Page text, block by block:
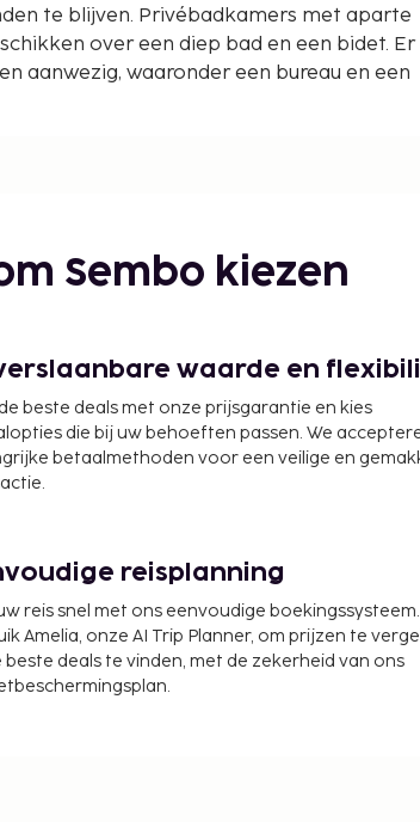
te blijven. Privébadkamers met aparte
over een diep bad en een bidet. Er
aanwezig, waaronder een bureau en een
Osaka - 2,3 km
km
luchthavens zijn:
Kansai) - 41,9 km
Sembo kiezen
waarde en
beste deals met onze prijsgarantie en kies
die bij uw behoeften passen. We
betaalmethoden voor een veilige en
reisplanning
reis snel met ons eenvoudige boekingssysteem.
Amelia, onze AI Trip Planner, om prijzen te
beste deals te vinden, met de zekerheid van ons